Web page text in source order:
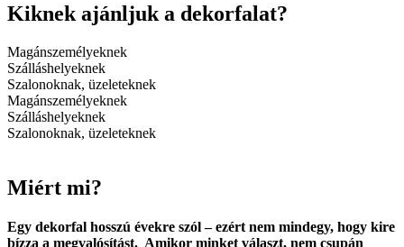
Kiknek ajánljuk a dekorfalat?
Magánszemélyeknek
Szálláshelyeknek
Szalonoknak, üzeleteknek
Magánszemélyeknek
Szálláshelyeknek
Szalonoknak, üzeleteknek
Miért mi?
Egy dekorfal hosszú évekre szól – ezért nem mindegy, hogy kire
bízza a megvalósítást. Amikor minket választ, nem csupán